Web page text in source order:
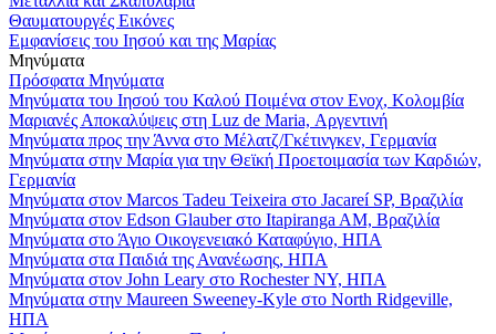
Θαυματουργές Εικόνες
Εμφανίσεις του Ιησού και της Μαρίας
Μηνύματα
Πρόσφατα Μηνύματα
Μηνύματα του Ιησού του Καλού Ποιμένα στον Ενοχ, Κολομβία
Μαριανές Αποκαλύψεις στη Luz de Maria, Αργεντινή
Μηνύματα προς την Άννα στο Μέλατζ/Γκέτινγκεν, Γερμανία
Μηνύματα στην Μαρία για την Θεϊκή Προετοιμασία των Καρδιών,
Γερμανία
Μηνύματα στον Marcos Tadeu Teixeira στο Jacareí SP, Βραζιλία
Μηνύματα στον Edson Glauber στο Itapiranga AM, Βραζιλία
Μηνύματα στο Άγιο Οικογενειακό Καταφύγιο, ΗΠΑ
Μηνύματα στα Παιδιά της Ανανέωσης, ΗΠΑ
Μηνύματα στον John Leary στο Rochester NY, ΗΠΑ
Μηνύματα στην Maureen Sweeney-Kyle στο North Ridgeville,
ΗΠΑ